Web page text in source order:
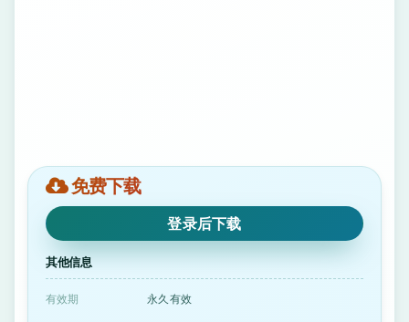
免费下载
登录后下载
其他信息
有效期 永久有效